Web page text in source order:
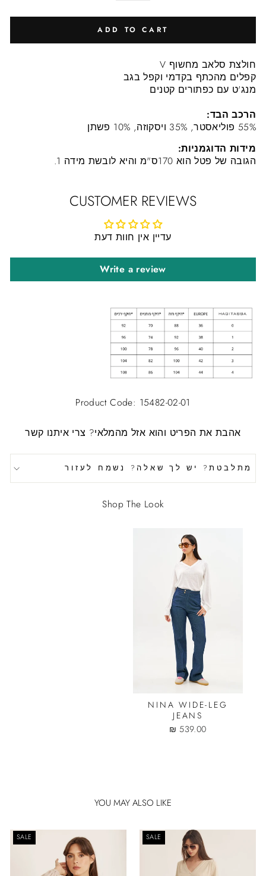
ADD TO CART
חולצת סלאב מחשוף V
קפלים מהכתף בקדמי וקפל בגב
מנג'ט עם כפתורים קטנים
הרכב הבד:
55% פוליאסטר, 35% ויסקוזה, 10% פשתן
מידות הדוגמניות:
הגובה של פטל הוא 170ס"מ והיא לובשת מידה 1.
CUSTOMER REVIEWS
עדיין אין חוות דעת
Write a review
Product Code: 15482-02-01
אהבת את הפריט והוא אזל מהמלאי? צרי איתנו קשר
מתלבטת? יש לך שאלה? נשמח לעזור
Shop The Look
NINA WIDE-LEG
JEANS
539.00 ₪
YOU MAY ALSO LIKE
SALE
SALE